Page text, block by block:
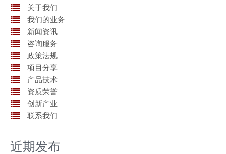
联系我们
关于我们
我们的业务
新闻资讯
咨询服务
政策法规
项目分享
产品技术
资质荣誉
创新产业
联系我们
近期发布